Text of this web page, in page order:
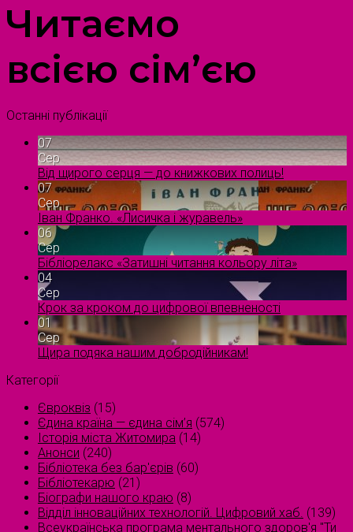
Читаємо
всією сім’єю
Останні публікації
07
Сер
Від щирого серця — до книжкових полиць!
07
Сер
Іван Франко. «Лисичка і журавель»
06
Сер
Бібліорелакс «Затишні читання кольору літа»
04
Сер
Крок за кроком до цифрової впевненості
01
Сер
Щира подяка нашим добродійникам!
Категорії
Євроквіз (15)
Єдина країна — єдина сім’я (574)
Історія міста Житомира (14)
Анонси (240)
Бібліотека без бар'єрів (60)
Бібліотекарю (21)
Біографи нашого краю (8)
Відділ інноваційних технологій. Цифровий хаб. (139)
Всеукраїнська програма ментального здоров'я "Ти